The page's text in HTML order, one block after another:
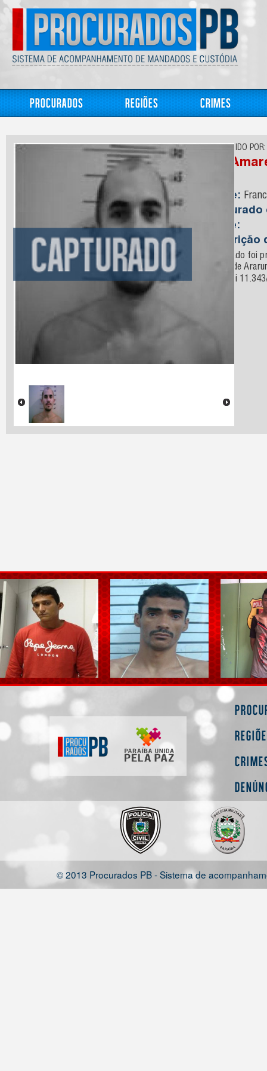
Procurados Regiões Crimes
CONHECIDO POR:
Ito;
Nome:
Idade:
Descrição
O acusado foi
cidade de
33 da lei
© 2013 Procurados PB - Sistema de